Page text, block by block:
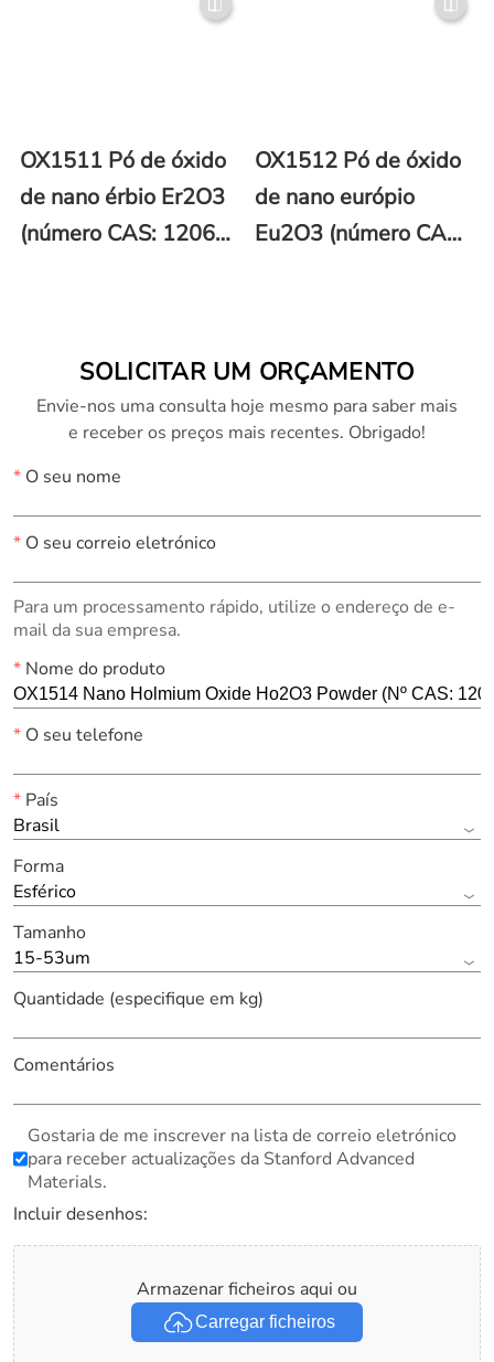
OX1511 Pó de óxido
de nano érbio Er2O3
(número CAS: 12061-
OX1512 Pó de óxido
de nano európio
Eu2O3 (número CAS:
SOLICITAR UM ORÇAMENTO
Envie-nos uma consulta hoje mesmo para saber mais
e receber os preços mais recentes. Obrigado!
*O seu nome
*O seu correio eletrónico
Para um processamento rápido, utilize o endereço de e-
mail da sua empresa.
*Nome do produto
*O seu telefone
*País
Brasil
Forma
Esférico
Tamanho
15-53um
Quantidade (especifique em kg)
Comentários
Gostaria de me inscrever na lista de correio eletrónico
para receber actualizações da Stanford Advanced
Materials.
Incluir desenhos:
Armazenar ficheiros aqui ou
Carregar ficheiros